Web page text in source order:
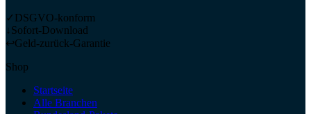
✓ DSGVO-konform
↓Sofort-Download
↩Geld-zurück-Garantie
Shop
Startseite
Alle Branchen